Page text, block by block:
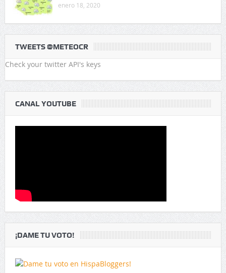
enero 18, 2020
TWEETS @METEOCR
Check your twitter API's keys
CANAL YOUTUBE
¡DAME TU VOTO!